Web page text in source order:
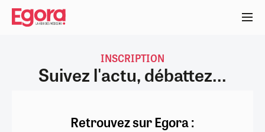
Aller
contenu
INSCRIPTION
Suivez l'actu, débattez...
Retrouvez sur Egora :